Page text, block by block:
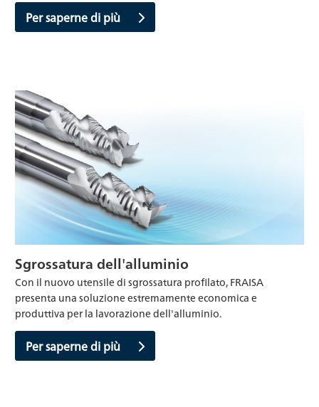
Per saperne di più
Sgrossatura dell'alluminio
Con il nuovo utensile di sgrossatura profilato, FRAISA
presenta una soluzione estremamente economica e
produttiva per la lavorazione dell'alluminio.
Per saperne di più